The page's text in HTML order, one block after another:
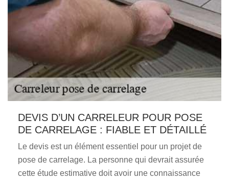
DEVIS D’UN CARRELEUR POUR POSE
DE CARRELAGE : FIABLE ET DÉTAILLÉ
Le devis est un élément essentiel pour un projet de
pose de carrelage. La personne qui devrait assurée
cette étude estimative doit avoir une connaissance